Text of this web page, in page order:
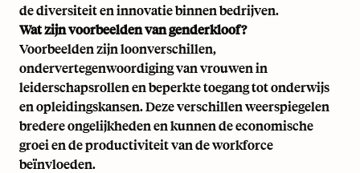
de diversiteit en innovatie binnen bedrijven.
Wat zijn voorbeelden van genderkloof?
Voorbeelden zijn loonverschillen,
ondervertegenwoordiging van vrouwen in
leiderschapsrollen en beperkte toegang tot onderwijs
en opleidingskansen. Deze verschillen weerspiegelen
bredere ongelijkheden en kunnen de economische
groei en de productiviteit van de workforce
beïnvloeden.